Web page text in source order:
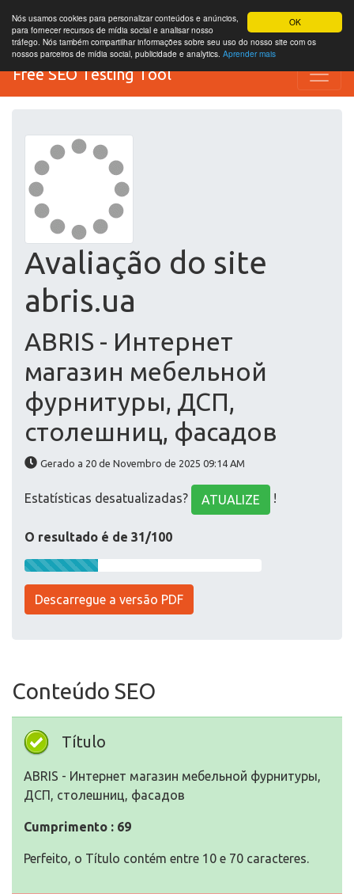
OK
Nós usamos cookies para personalizar conteúdos e anúncios,
para fornecer recursos de mídia social e analisar nosso
tráfego. Nós também compartilhar informações sobre seu uso do nosso site com os
nossos parceiros de mídia social, publicidade e analytics. Aprender mais
Free SEO Testing Tool
Avaliação do site
abris.ua
ABRIS - Интернет
магазин мебельной
фурнитуры, ДСП,
столешниц, фасадов
Gerado a 20 de Novembro de 2025 09:14 AM
Estatísticas desatualizadas? ATUALIZE !
O resultado é de 31/100
Descarregue a versão PDF
Conteúdo SEO
Título
ABRIS - Интернет магазин мебельной фурнитуры,
ДСП, столешниц, фасадов
Cumprimento : 69
Perfeito, o Título contém entre 10 e 70 caracteres.